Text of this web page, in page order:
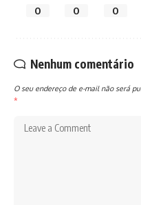
0 0 0
Nenhum comentário
O seu endereço de e-mail não será
*